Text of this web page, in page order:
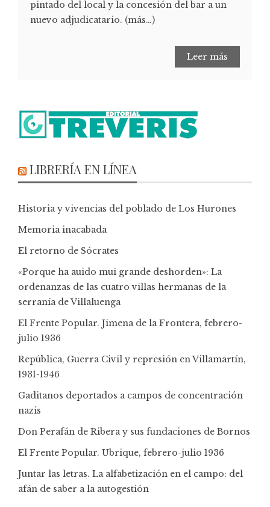
pintado del local y la concesión del bar a un
nuevo adjudicatario. (más…)
Leer más
LIBRERÍA EN LÍNEA
Historia y vivencias del poblado de Los Hurones
Memoria inacabada
El retorno de Sócrates
«Porque ha auido mui grande deshorden»: La
ordenanzas de las cuatro villas hermanas de la
serranía de Villaluenga
El Frente Popular. Jimena de la Frontera, febrero-
julio 1936
República, Guerra Civil y represión en Villamartín,
1931-1946
Gaditanos deportados a campos de concentración
nazis
Don Perafán de Ribera y sus fundaciones de Bornos
El Frente Popular. Ubrique, febrero-julio 1936
Juntar las letras. La alfabetización en el campo: del
afán de saber a la autogestión